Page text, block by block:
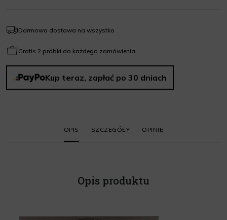
Darmowa dostawa na wszystko
Gratis 2 próbki do każdego zamówienia
Kup teraz, zapłać po 30 dniach
OPIS SZCZEGÓŁY OPINIE
Opis produktu